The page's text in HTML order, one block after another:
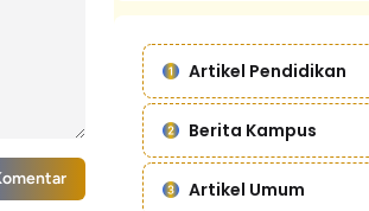
Artikel Pendidikan
Berita Kampus
Artikel Umum